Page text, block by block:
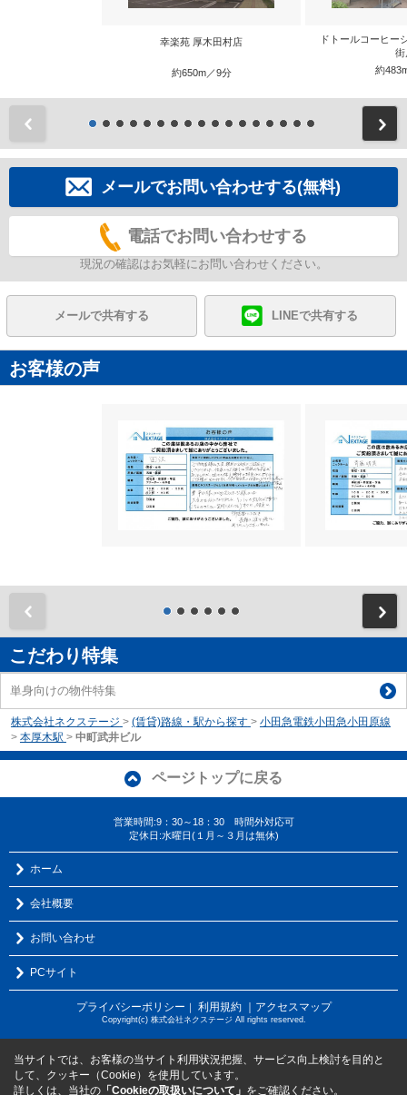
幸楽苑 厚木田村店
約650m／9分
ドトールコーヒー
街
約
メールでお問い合わせする(無料)
電話でお問い合わせする
現況の確認はお気軽にお問い合わせください。
メールで共有する LINEで共有する
お客様の声
こだわり特集
単身向けの物件特集
株式会社ネクステージ > (賃貸)路線・駅から探す > 小田急電鉄小田急小田原線
> 本厚木駅 > 中町武井ビル
ページトップに戻る
営業時間:9：30～18：30 時間外対応可
定休日:水曜日(１月～３月は無休)
ホーム
会社概要
お問い合わせ
PCサイト
プライバシーポリシー ｜ 利用規約 ｜アクセスマップ
Copyright(c) 株式会社ネクステージ All rights reserved.
当サイトでは、お客様の当サイト利用状況把握、サービス向上検討を目的と
して、クッキー（Cookie）を使用しています。
詳しくは、当社の 「Cookieの取扱いについて」 をご確認ください。